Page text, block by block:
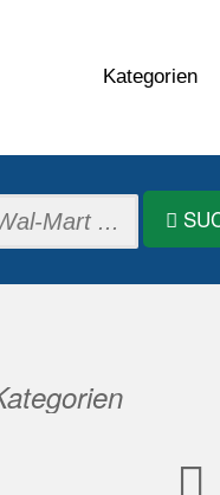
Kategorien